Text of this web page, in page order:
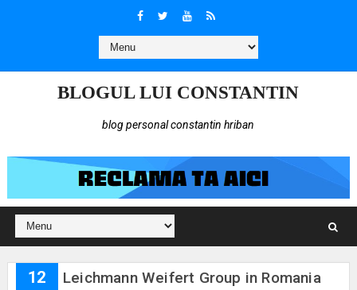
BLOGUL LUI CONSTANTIN
blog personal constantin hriban
12 Leichmann Weifert Group in Romania